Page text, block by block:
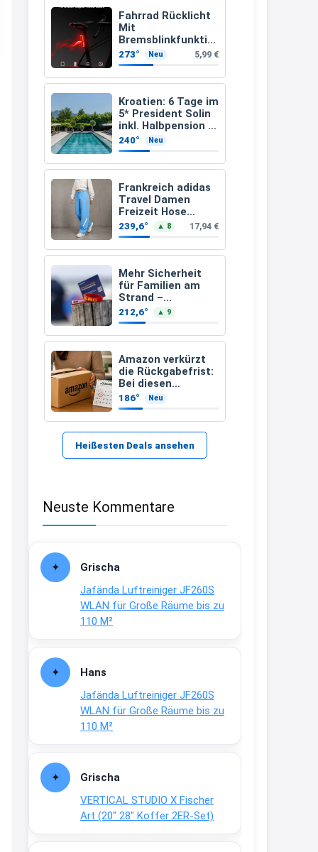
Fahrrad Rücklicht
Mit
Bremsblinkfunktio
n (StVZO
zugelassenen)
273° Neu 5,99 €
Kroatien: 6 Tage im
5* President Solin
inkl. Halbpension &
Flug ab 458 € pro
Person
240° Neu
Frankreich adidas
Travel Damen
Freizeit Hose
JC8618 (Gr. 2XS bis
3XL)
239,6° ▲ 8 17,94 €
Mehr Sicherheit
für Familien am
Strand –
kostenloses
Kindersuchband
der DLRG
212,6° ▲ 9
Amazon verkürzt
die Rückgabefrist:
Bei diesen
Bestellungen
müsst Ihr schneller
handeln
186° Neu
Heißesten Deals ansehen
Neuste Kommentare
Grischa
Jafända Luftreiniger JF260S
WLAN für Große Räume bis zu
110 M²
Hans
Jafända Luftreiniger JF260S
WLAN für Große Räume bis zu
110 M²
Grischa
VERTICAL STUDIO X Fischer
Art (20″ 28″ Koffer 2ER-Set)
müsste schon stornieren und
nochmal bestellen, da man
Rabattcodes oder auch
Geschenkgutscheine im
Warenkorb oder an der Kasse
VOR dem Kauf einlösen kann.
17:06
↩
Och siche den Gutschein
fürmeggelebaguetts
Kerstin
Meggle bagett Gutschein code
21:37
↩
Kerstin
Bei EDEKA
↩
29.07www.haribo.com/de-
↩
Joachim
Ab diesem Jahr gibt es keine
Fielmann-Blinkis mehr / wurde
www.fielmann-
group.com/blinkis...
13:44
dich zu sehen, alles gut?
15:01